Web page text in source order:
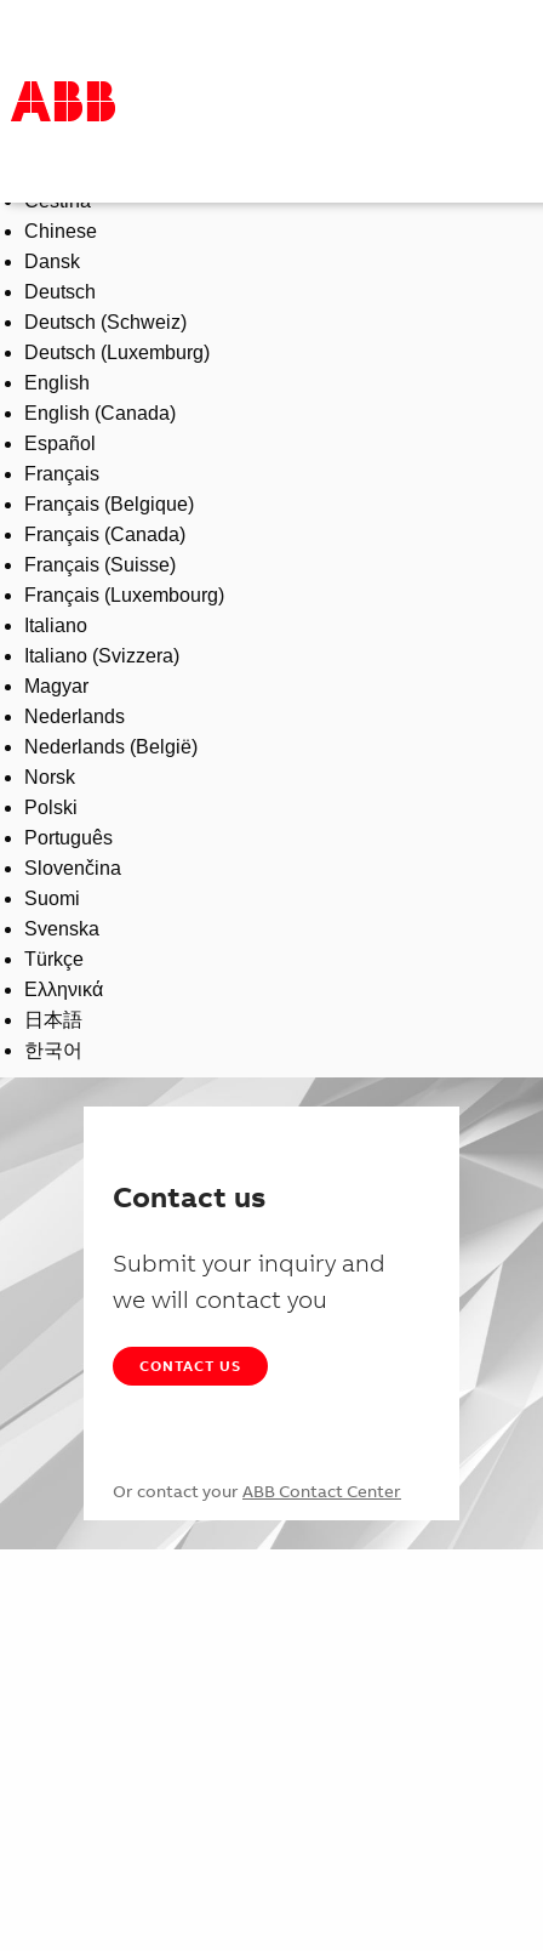
Products & Solutions
Industries
Services
About us
Where to buy
Contact us
Careers
Čeština
Chinese
Dansk
Deutsch
Deutsch (Schweiz)
Deutsch (Luxemburg)
English
English (Canada)
Español
Français
Français (Belgique)
Français (Canada)
Français (Suisse)
Français (Luxembourg)
Italiano
Italiano (Svizzera)
Magyar
Nederlands
Nederlands (België)
Norsk
Polski
Português
Slovenčina
Suomi
Svenska
Türkçe
Ελληνικά
日本語
한국어
Contact us
Submit your inquiry and
we will contact you
CONTACT US
Or contact your ABB Contact Center